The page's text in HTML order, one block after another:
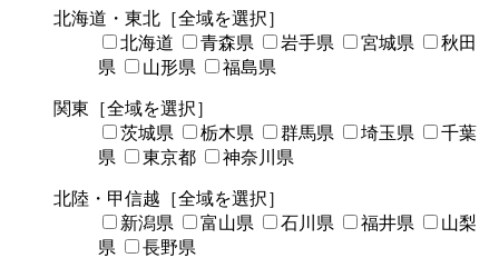
北海道・東北 ［全域を選択］
北海道
青森県 岩手県 宮城県
秋田
県
山形県 福島県
関東 ［全域を選択］
茨城県
栃木県 群馬県 埼玉県
千葉
県
東京都 神奈川県
北陸・甲信越 ［全域を選択］
新潟県
富山県 石川県 福井県
山梨
県
長野県